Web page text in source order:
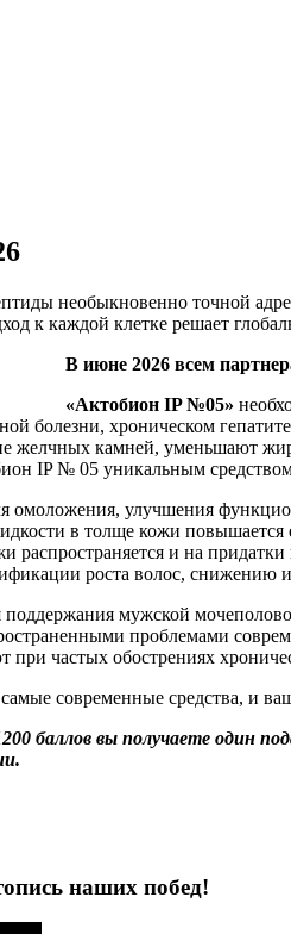
необыкновенно точной
к каждой клетке решает
В июне 2026 всем
«Актобион IP №05»
болезни, хроническом
желчных камней, уменьшают
IP № 05 уникальным
омоложения, улучшения
в толще кожи
распространяется и на
роста волос, снижению
поддержания мужской
проблемами
частых обострениях
современные средства, и
баллов вы получаете один
наших побед!